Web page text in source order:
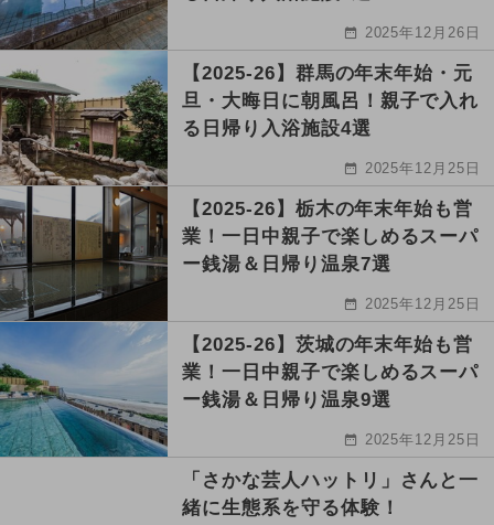
2025年12月26日
【2025-26】群馬の年末年始・元
旦・大晦日に朝風呂！親子で入れ
る日帰り入浴施設4選
2025年12月25日
【2025-26】栃木の年末年始も営
業！一日中親子で楽しめるスーパ
ー銭湯＆日帰り温泉7選
2025年12月25日
【2025-26】茨城の年末年始も営
業！一日中親子で楽しめるスーパ
ー銭湯＆日帰り温泉9選
2025年12月25日
「さかな芸人ハットリ」さんと一
緒に生態系を守る体験！